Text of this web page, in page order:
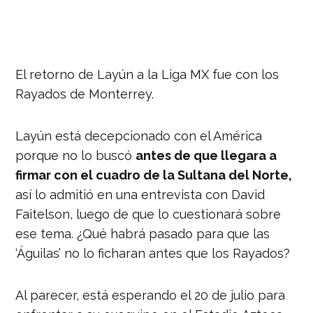
El retorno de Layún a la Liga MX fue con los
Rayados de Monterrey.
Layún está decepcionado con el América
porque no lo buscó antes de que llegara a
firmar con el cuadro de la Sultana del Norte,
así lo admitió en una entrevista con David
Faitelson, luego de que lo cuestionará sobre
ese tema. ¿Qué habrá pasado para que las
‘Águilas’ no lo ficharan antes que los Rayados?
Al parecer, está esperando el 20 de julio para